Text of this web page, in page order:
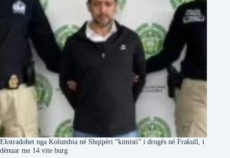
Ekstradohet nga Kolumbia në Shqipëri “kimisti” i drogës në Frakull, i
dënuar me 14 vite burg